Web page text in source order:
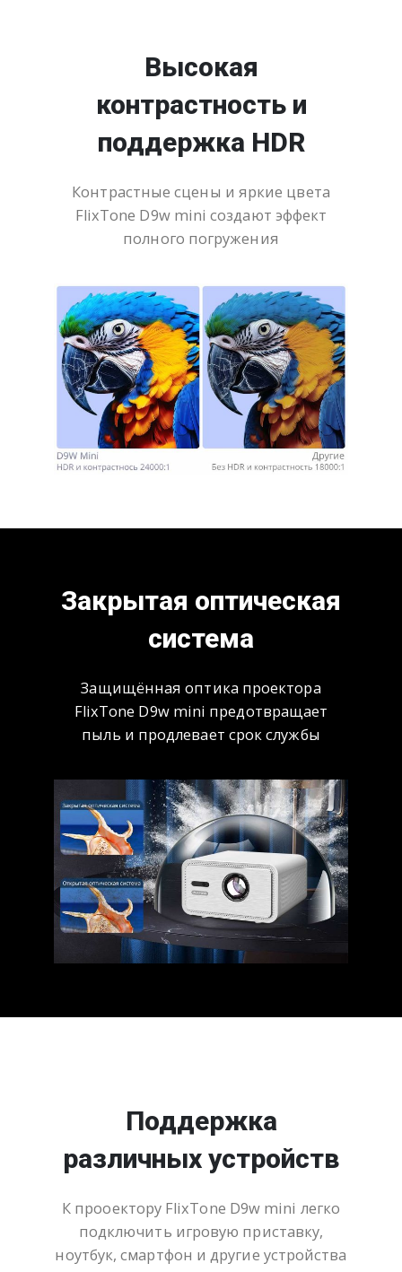
Высокая
контрастность и
поддержка HDR
Контрастные сцены и яркие цвета
FlixTone D9w mini создают эффект
полного погружения
Закрытая оптическая
система
Защищённая оптика проектора
FlixTone D9w mini предотвращает
пыль и продлевает срок службы
Поддержка
различных устройств
К прооектору FlixTone D9w mini легко
подключить игровую приставку,
ноутбук, смартфон и другие устройства